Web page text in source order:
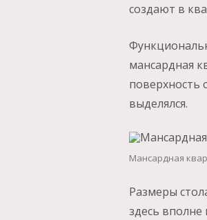
создают в
мансардная
поверхность
выделялся.
Мансардная
Размеры
здесь